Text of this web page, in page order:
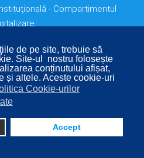
de pe site, trebuie să
Site-ul nostru folosește
conținutului afișat,
și altele. Aceste cookie-uri
Cookie-urilor
Accept
- Compartimentul